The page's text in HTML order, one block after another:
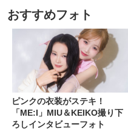
おすすめフォト
ピンクの衣装がステキ！
「ME:I」MIU＆KEIKO撮り下
ろしインタビューフォト